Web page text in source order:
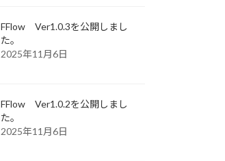
FFlow Ver1.0.3を公開しまし
た。
2025年11月6日
FFlow Ver1.0.2を公開しまし
た。
2025年11月6日